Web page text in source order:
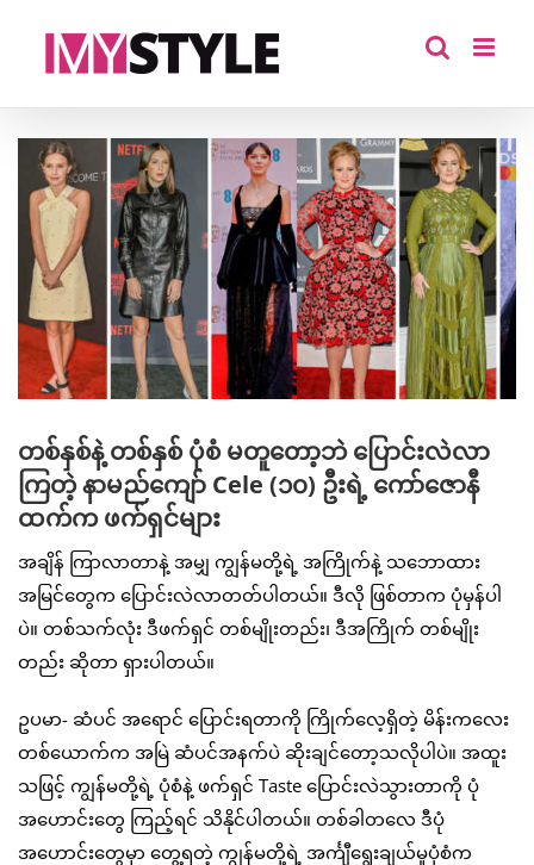
View
Larger
Image
တစ်နှစ်နဲ့ တစ်နှစ် ပုံစံ မတူတော့ဘဲ ပြောင်းလဲလာ
ကြတဲ့ နာမည်ကျော် Cele (၁၀) ဦးရဲ့ ကော်ဇောနီ
ထက်က ဖက်ရှင်များ
အချိန် ကြာလာတာနဲ့ အမျှ ကျွန်မတို့ရဲ့ အကြိုက်နဲ့ သဘောထား
အမြင်တွေက ပြောင်းလဲလာတတ်ပါတယ်။ ဒီလို ဖြစ်တာက ပုံမှန်ပါ
ပဲ။ တစ်သက်လုံး ဒီဖက်ရှင် တစ်မျိုးတည်း၊ ဒီအကြိုက် တစ်မျိုး
တည်း ဆိုတာ ရှားပါတယ်။
ဥပမာ- ဆံပင် အရောင် ပြောင်းရတာကို ကြိုက်လေ့ရှိတဲ့ မိန်းကလေး
တစ်ယောက်က အမြဲ ဆံပင်အနက်ပဲ ဆိုးချင်တော့သလိုပါပဲ။ အထူး
သဖြင့် ကျွန်မတို့ရဲ့ ပုံစံနဲ့ ဖက်ရှင် Taste ပြောင်းလဲသွားတာကို ပုံ
အဟောင်းတွေ ကြည့်ရင် သိနိုင်ပါတယ်။ တစ်ခါတလေ ဒီပုံ
အဟောင်းတွေမှာ တွေ့ရတဲ့ ကျွန်မတို့ရဲ့ အင်္ကျီရွေးချယ်မှုပုံစံက